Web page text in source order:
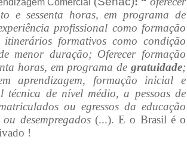
e sessenta horas, em programa de
profissional como formação
formativos como condição
menor duração; Oferecer formação
horas, em programa de gratuidade;
aprendizagem, formação inicial e
técnica de nível médio, a pessoas de
ou egressos da educação
desempregados (...). E o Brasil é o
!